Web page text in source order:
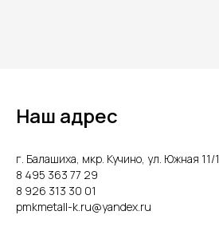
Наш адрес
г. Балашиха, мкр. Кучино, ул. Южная 11/1
8 495 363 77 29
8 926 313 30 01
pmkmetall-k.ru@yandex.ru